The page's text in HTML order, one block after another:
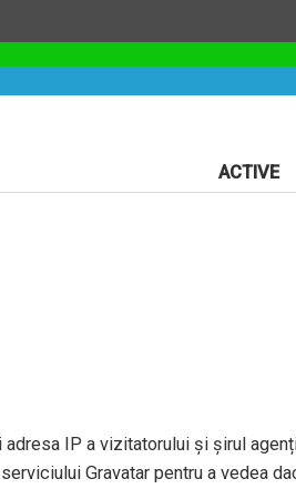
ACTIVE
IP a vizitatorului și șirul
Gravatar pentru a vedea